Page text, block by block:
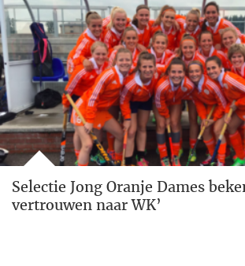
Selectie Jong Oranje Dames
vertrouwen naar WK’